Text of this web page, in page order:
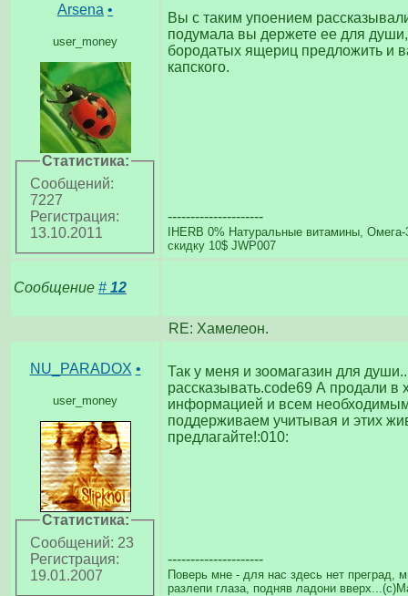
Arsena •
user_money
Статистика:
Сообщений:
7227
Регистрация:
13.10.2011
Вы с таким упоением
подумала вы держете ее для
бородатых ящериц предложить и
капского.
---------------------
IHERB 0% Натуральные витамины,
скидку 10$ JWP007
Сообщение # 12
RE: Хамелеон.
NU_PARADOX •
user_money
Статистика:
Сообщений: 23
Регистрация:
19.01.2007
Так у меня и зоомагазин для
рассказывать.code69 А продали в
информацией и всем
поддерживаем учитывая и этих
предлагайте!:010:
---------------------
Поверь мне - для нас здесь нет преград,
разлепи глаза, подняв ладони